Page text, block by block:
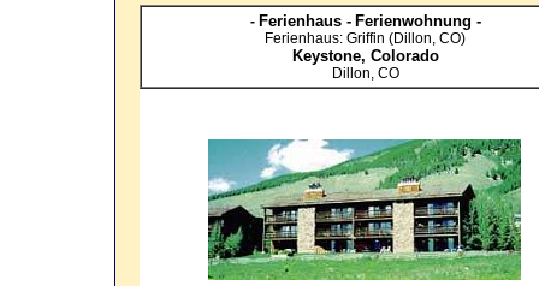
- Ferienhaus - Ferienwohnung -
Ferienhaus: Griffin (Dillon, CO)
Keystone, Colorado
Dillon, CO